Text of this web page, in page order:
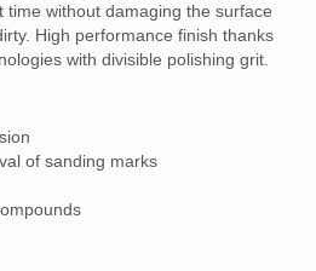
time without damaging the surface
High performance finish thanks
with divisible polishing grit.
of sanding marks